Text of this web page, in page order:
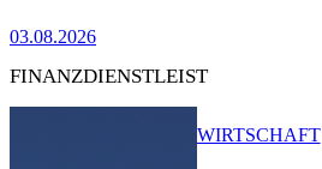
03.08.2026
FINANZDIENSTLEIST
WIRTSCHAFT